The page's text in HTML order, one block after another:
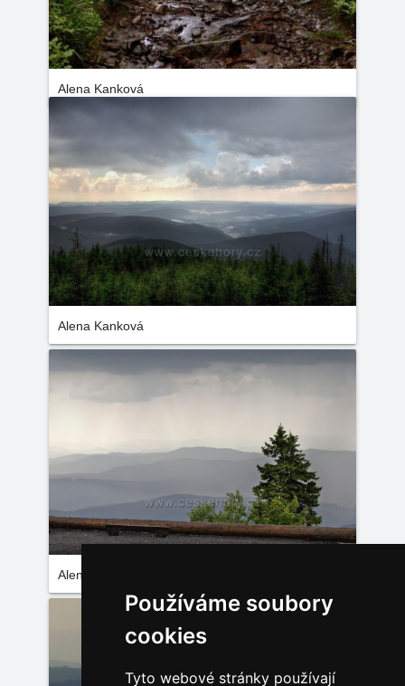
Používáme soubory
cookies
Tyto webové stránky používají
Alena Kanková
Alena Kanková
Alena Kanková